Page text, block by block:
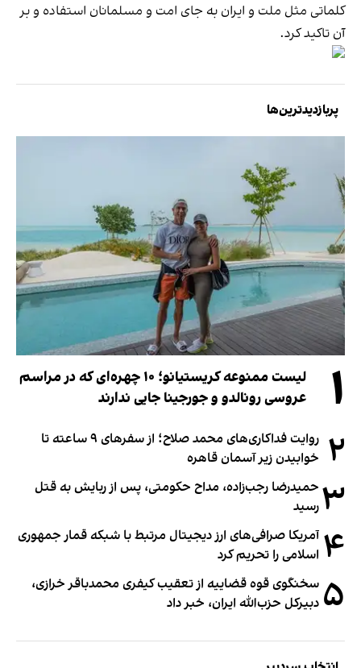
کلماتی مثل ملت و ایران به جای امت و مسلمانان استفاده و بر
آن تاکید کرد.
پربازدیدترین‌ها
۱
لیست ممنوعه کریستیانو؛ ۱۰ چهره‌ای که در مراسم
عروسی رونالدو و جورجینا جایی ندارند
۲
روایت فداکاری‌های محمد صلاح؛ از سفرهای ۹ ساعته تا
خوابیدن زیر آسمان قاهره
۳ حمیدرضا رجب‌زاده، مداح حکومتی، پس از ربایش به قتل
رسید
۴ آمریکا صرافی‌های ارز دیجیتال مرتبط با شبکه قمار جمهوری
اسلامی را تحریم کرد
۵ سخنگوی قوه قضاییه از تعقیب کیفری محمدباقر خرازی،
دبیر‌کل حزب‌الله ایران، خبر داد